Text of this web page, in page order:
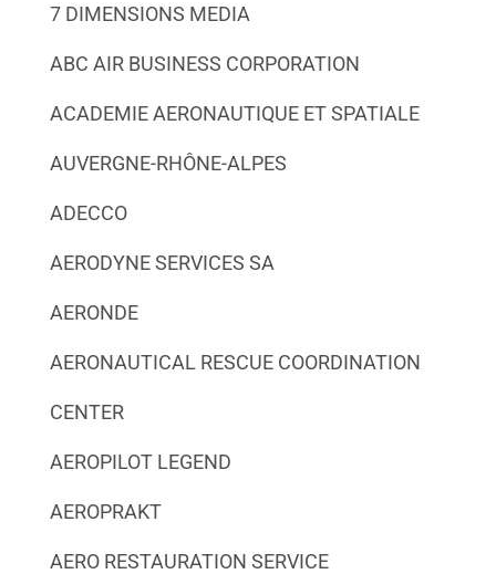
7 DIMENSIONS MEDIA
ABC AIR BUSINESS CORPORATION
ACADEMIE AERONAUTIQUE ET SPATIALE
AUVERGNE-RHÔNE-ALPES
ADECCO
AERODYNE SERVICES SA
AERONDE
AERONAUTICAL RESCUE COORDINATION
CENTER
AEROPILOT LEGEND
AEROPRAKT
AERO RESTAURATION SERVICE